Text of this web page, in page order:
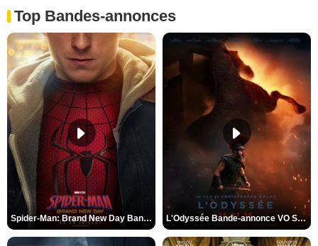
Top Bandes-annonces
Spider-Man: Brand New Day Bande-annonce VO STFR L'Odyssée Bande-annonce VO STFR